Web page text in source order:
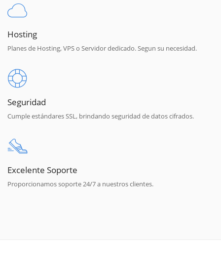
Hosting
Planes de Hosting, VPS o Servidor dedicado. Segun su necesidad.
Seguridad
Cumple estándares SSL, brindando seguridad de datos cifrados.
Excelente Soporte
Proporcionamos soporte 24/7 a nuestros clientes.